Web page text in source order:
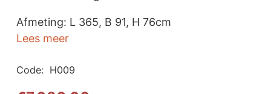
Afmeting: L 365, B 91, H 76cm
Lees meer
Code: H009